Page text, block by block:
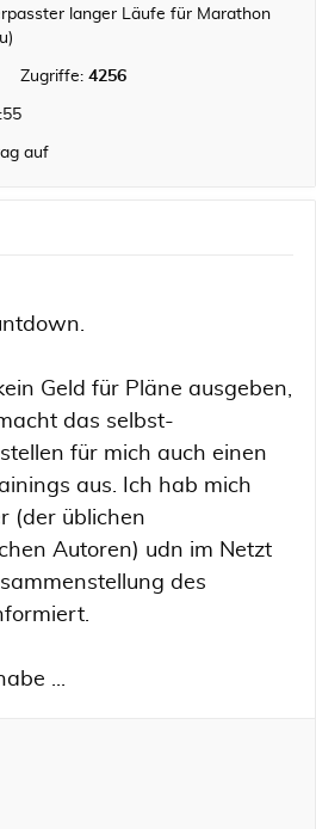
langer Läufe für Marathon
Zugriffe: 4256
auf
Geld für Pläne ausgeben,
das selbst-
für mich auch einen
aus. Ich hab mich
(der üblichen
Autoren) udn im Netzt
des
...